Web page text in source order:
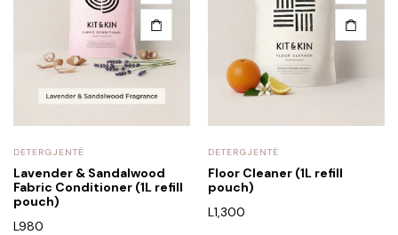
DETERGJENTË
Lavender & Sandalwood
Fabric Conditioner (1L refill
pouch)
L980
DETERGJENTË
Floor Cleaner (1L refill
pouch)
L1,300